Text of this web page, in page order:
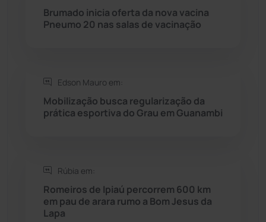
Rio do Pires
Seabra
Sebastião Laranjeiras (96)
Tanhaçu
Brumado inicia oferta da nova vacina
Pneumo 20 nas salas de vacinação
Edson Mauro em:
Mobilização busca regularização da
prática esportiva do Grau em Guanambi
Rúbia em:
Romeiros de Ipiaú percorrem 600 km
em pau de arara rumo a Bom Jesus da
Lapa